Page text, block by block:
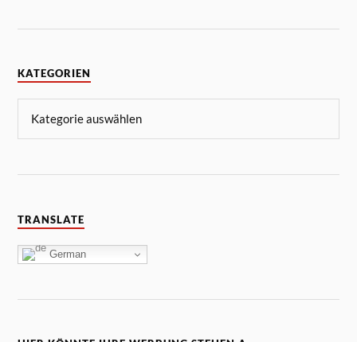
KATEGORIEN
TRANSLATE
German